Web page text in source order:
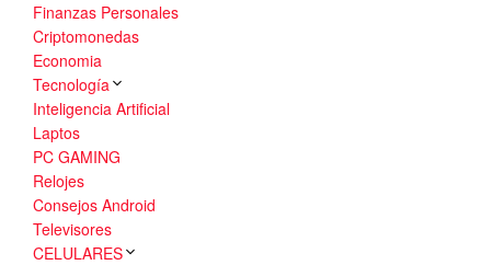
Finanzas Personales
Criptomonedas
Economia
Tecnología
Inteligencia Artificial
Laptos
PC GAMING
Relojes
Consejos Android
Televisores
CELULARES